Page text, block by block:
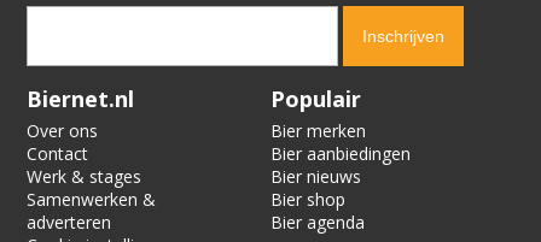
Verification code:
Biernet.nl
Over ons
Contact
Werk & stages
Samenwerken &
adverteren
Populair
Bier merken
Bier aanbiedingen
Bier nieuws
Bier shop
Bier agenda